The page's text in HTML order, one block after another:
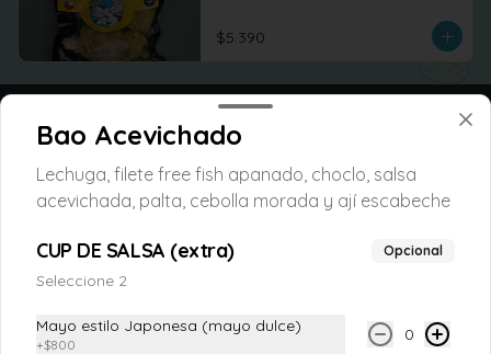
$5.390
Conócenos
Bao Acevichado
Lechuga, filete free fish apanado, choclo, salsa
acevichada, palta, cebolla morada y ají escabeche
CUP DE SALSA (extra) Opcional
Seleccione 2
Mayo estilo Japonesa (mayo dulce)
+$800
0